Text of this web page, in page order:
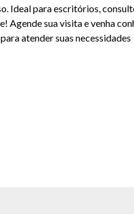
Ideal para escritórios,
Agende sua visita e venha
atender suas necessidades